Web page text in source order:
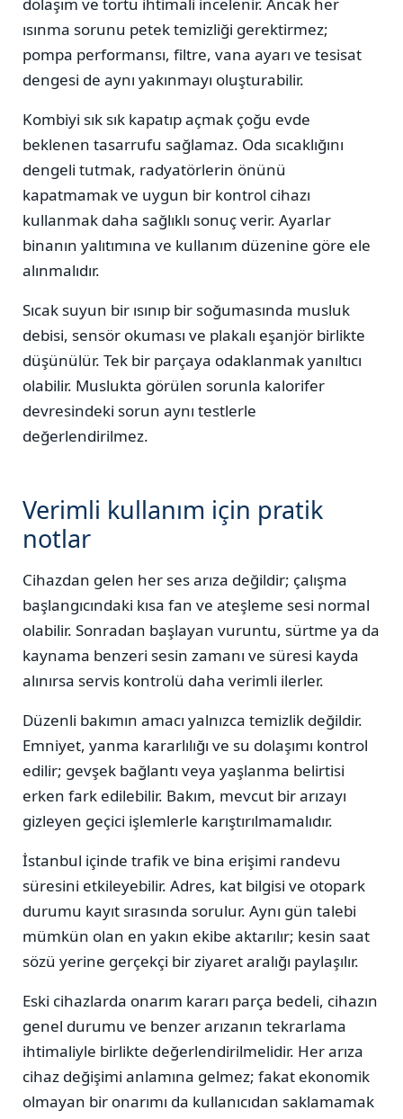
ısınma sorunu petek temizliği gerektirmez;
pompa performansı, filtre, vana ayarı ve tesisat
dengesi de aynı yakınmayı oluşturabilir.
Kombiyi sık sık kapatıp açmak çoğu evde
beklenen tasarrufu sağlamaz. Oda sıcaklığını
dengeli tutmak, radyatörlerin önünü
kapatmamak ve uygun bir kontrol cihazı
kullanmak daha sağlıklı sonuç verir. Ayarlar
binanın yalıtımına ve kullanım düzenine göre ele
alınmalıdır.
Sıcak suyun bir ısınıp bir soğumasında musluk
debisi, sensör okuması ve plakalı eşanjör birlikte
düşünülür. Tek bir parçaya odaklanmak yanıltıcı
olabilir. Muslukta görülen sorunla kalorifer
devresindeki sorun aynı testlerle
değerlendirilmez.
Verimli kullanım için pratik
notlar
Cihazdan gelen her ses arıza değildir; çalışma
başlangıcındaki kısa fan ve ateşleme sesi normal
olabilir. Sonradan başlayan vuruntu, sürtme ya da
kaynama benzeri sesin zamanı ve süresi kayda
alınırsa servis kontrolü daha verimli ilerler.
Düzenli bakımın amacı yalnızca temizlik değildir.
Emniyet, yanma kararlılığı ve su dolaşımı kontrol
edilir; gevşek bağlantı veya yaşlanma belirtisi
erken fark edilebilir. Bakım, mevcut bir arızayı
gizleyen geçici işlemlerle karıştırılmamalıdır.
İstanbul içinde trafik ve bina erişimi randevu
süresini etkileyebilir. Adres, kat bilgisi ve otopark
durumu kayıt sırasında sorulur. Aynı gün talebi
mümkün olan en yakın ekibe aktarılır; kesin saat
sözü yerine gerçekçi bir ziyaret aralığı paylaşılır.
Eski cihazlarda onarım kararı parça bedeli, cihazın
genel durumu ve benzer arızanın tekrarlama
ihtimaliyle birlikte değerlendirilmelidir. Her arıza
cihaz değişimi anlamına gelmez; fakat ekonomik
olmayan bir onarımı da kullanıcıdan saklamamak